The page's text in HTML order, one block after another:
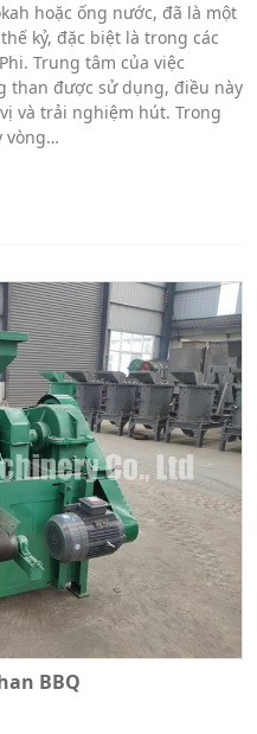
hoặc ống nước, đã là một
kỷ, đặc biệt là trong các
Trung tâm của việc
than được sử dụng, điều này
và trải nghiệm hút. Trong
vòng…
BBQ